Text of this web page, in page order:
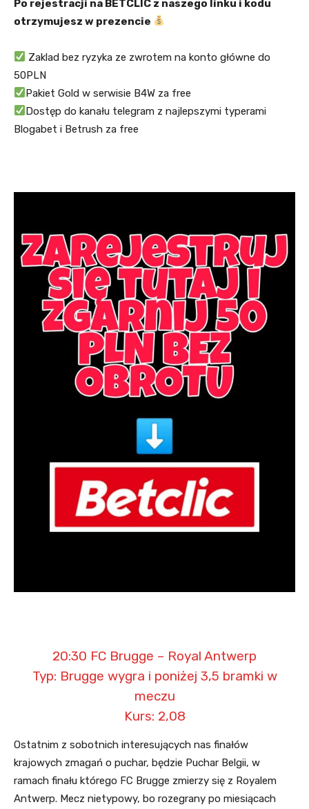
Po rejestracji na BETCLIC z naszego linku i kodu
otrzymujesz w prezencie
Zaklad bez ryzyka ze zwrotem na konto główne do
50PLN
Pakiet Gold w serwisie B4W za free
Dostęp do kanału telegram z najlepszymi typerami
Blogabet i Betrush za free
20:30 FC Brugge – Royal Antwerp
Typ: Brugge wygra i poniżej 3,5 bramki w
meczu
Kurs: 2,08
Ostatnim z sobotnich interesujących nas finałów
krajowych zmagań o puchar, będzie Puchar Belgii, w
ramach finału którego FC Brugge zmierzy się z Royalem
Antwerp. Mecz nietypowy, bo rozegrany po miesiącach